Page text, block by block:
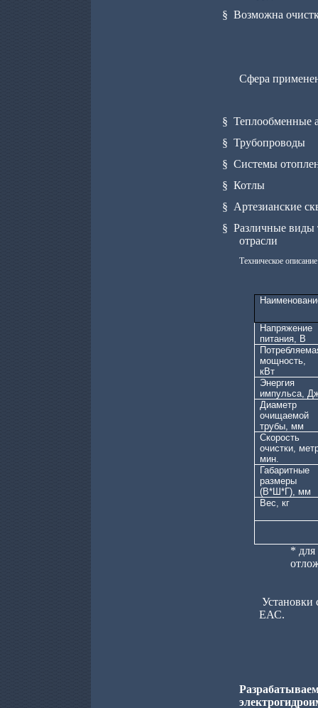
§ Возможна
Сфера
§ Теплообменные
§ Трубопроводы
§ Системы
§ Котлы
§ Артезианские
§ Различные виды
отрасли
Техническое
Напряжение
питания, В
мощность,
кВт
Энергия
импульса,
Диаметр
очищаемой
трубы, мм
Скорость
очистки,
мин.
Габаритные
размеры
(В*Ш*Г), мм
Вес, кг
* для
Установки
ЕАС.